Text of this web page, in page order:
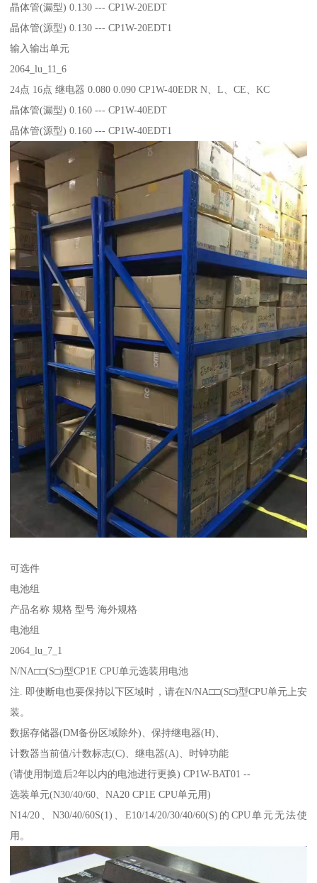
晶体管(漏型) 0.130 --- CP1W-20EDT
晶体管(源型) 0.130 --- CP1W-20EDT1
输入输出单元
2064_lu_11_6
24点 16点 继电器 0.080 0.090 CP1W-40EDR N、L、CE、KC
晶体管(漏型) 0.160 --- CP1W-40EDT
晶体管(源型) 0.160 --- CP1W-40EDT1
可选件
电池组
产品名称 规格 型号 海外规格
电池组
2064_lu_7_1
N/NA□□(S□)型CP1E CPU单元选装用电池
注. 即使断电也要保持以下区域时，请在N/NA□□(S□)型CPU单元上安
装。
数据存储器(DM备份区域除外)、保持继电器(H)、
计数器当前值/计数标志(C)、继电器(A)、时钟功能
(请使用制造后2年以内的电池进行更换) CP1W-BAT01 --
选装单元(N30/40/60、NA20 CP1E CPU单元用)
N14/20、N30/40/60S(1)、E10/14/20/30/40/60(S)的CPU单元无法使
用。